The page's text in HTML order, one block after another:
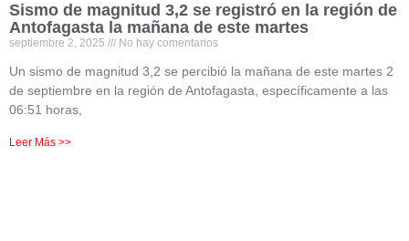
Sismo de magnitud 3,2 se registró en la región de
Antofagasta la mañana de este martes
septiembre 2, 2025 No hay comentarios
Un sismo de magnitud 3,2 se percibió la mañana de este martes 2
de septiembre en la región de Antofagasta, específicamente a las
06:51 horas,
Leer Más >>